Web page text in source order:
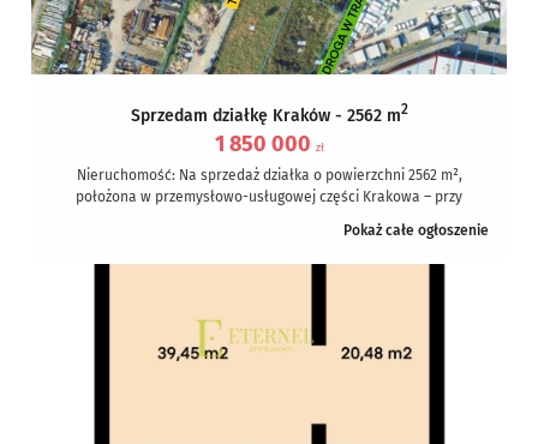
Sprzedam działkę Kraków - 2562 m2
1 850 000 zł
Nieruchomość: Na sprzedaż działka o powierzchni 2562 m²,
położona w przemysłowo-usługowej części Krakowa – przy
Pokaż całe ogłoszenie